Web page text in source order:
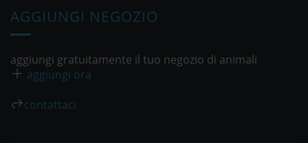
AGGIUNGI NEGOZIO
aggiungi gratuitamente il tuo negozio di animali
aggiungi ora
contattaci